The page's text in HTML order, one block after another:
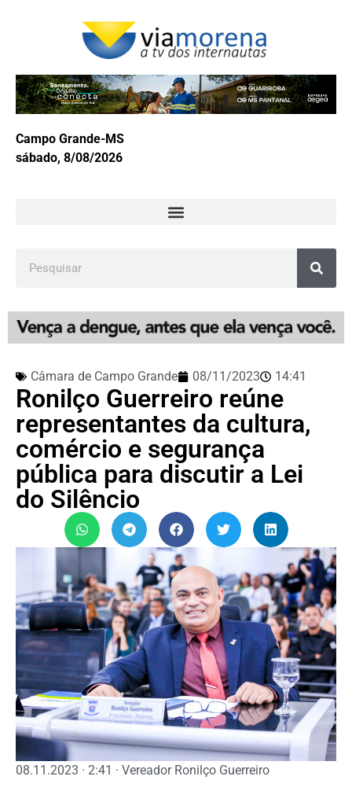
Campo Grande-MS
sábado, 8/08/2026
Câmara de Campo Grande 08/11/2023 14:41
Ronilço Guerreiro reúne
representantes da cultura,
comércio e segurança
pública para discutir a Lei
do Silêncio
08.11.2023 · 2:41 · Vereador Ronilço Guerreiro